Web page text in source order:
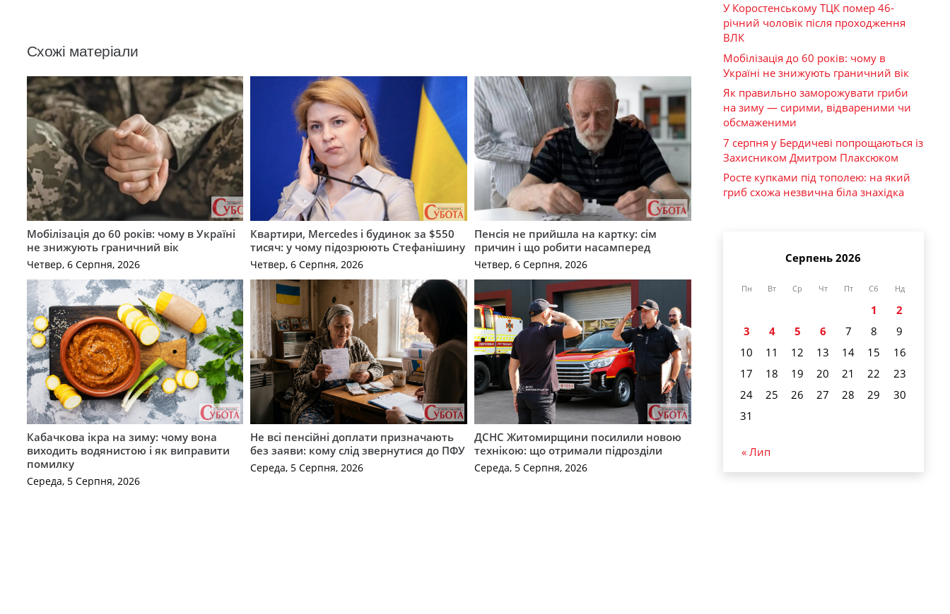
Схожі матеріали
Мобілізація до 60 років: чому в Україні
не знижують граничний вік
Четвер, 6 Серпня, 2026
Квартири, Mercedes і будинок за $550
тисяч: у чому підозрюють Стефанішину
Четвер, 6 Серпня, 2026
Пенсія не прийшла на картку: сім
причин і що робити насамперед
Четвер, 6 Серпня, 2026
Кабачкова ікра на зиму: чому вона
виходить водянистою і як виправити
помилку
Середа, 5 Серпня, 2026
Не всі пенсійні доплати призначають
без заяви: кому слід звернутися до ПФУ
Середа, 5 Серпня, 2026
ДСНС Житомирщини посилили новою
технікою: що отримали підрозділи
Середа, 5 Серпня, 2026
У Коростенському ТЦК помер 46-
річний чоловік після проходження
ВЛК
Мобілізація до 60 років: чому в
Україні не знижують граничний вік
Як правильно заморожувати гриби
на зиму — сирими, відвареними чи
обсмаженими
7 серпня у Бердичеві попрощаються із
Захисником Дмитром Плаксюком
Росте купками під тополею: на який
гриб схожа незвична біла знахідка
Серпень 2026
Пн Вт Ср Чт Пт Сб Нд
1
2
3
4 5 6 7 8
9
10
11 12 13 14 15
16
17
18 19 20 21 22
23
24
25 26 27 28 29
30
31
« Лип